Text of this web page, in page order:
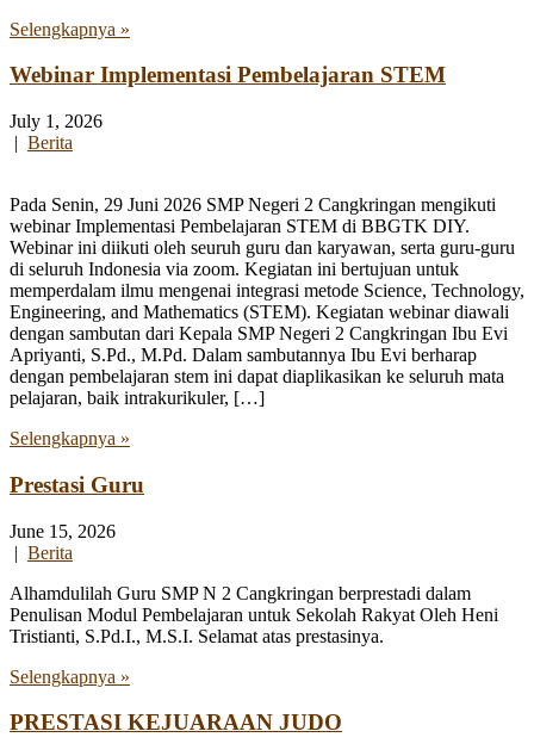
Selengkapnya »
Webinar Implementasi Pembelajaran STEM
July 1, 2026
| Berita
Pada Senin, 29 Juni 2026 SMP Negeri 2 Cangkringan mengikuti
webinar Implementasi Pembelajaran STEM di BBGTK DIY.
Webinar ini diikuti oleh seuruh guru dan karyawan, serta guru-guru
di seluruh Indonesia via zoom. Kegiatan ini bertujuan untuk
memperdalam ilmu mengenai integrasi metode Science, Technology,
Engineering, and Mathematics (STEM). Kegiatan webinar diawali
dengan sambutan dari Kepala SMP Negeri 2 Cangkringan Ibu Evi
Apriyanti, S.Pd., M.Pd. Dalam sambutannya Ibu Evi berharap
dengan pembelajaran stem ini dapat diaplikasikan ke seluruh mata
pelajaran, baik intrakurikuler, […]
Selengkapnya »
Prestasi Guru
June 15, 2026
| Berita
Alhamdulilah Guru SMP N 2 Cangkringan berprestadi dalam
Penulisan Modul Pembelajaran untuk Sekolah Rakyat Oleh Heni
Tristianti, S.Pd.I., M.S.I. Selamat atas prestasinya.
Selengkapnya »
PRESTASI KEJUARAAN JUDO